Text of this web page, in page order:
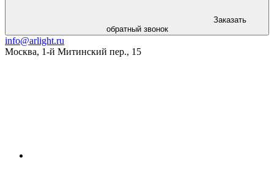
Заказать
обратный звонок
info@arlight.ru
Москва, 1-й Митинский пер., 15